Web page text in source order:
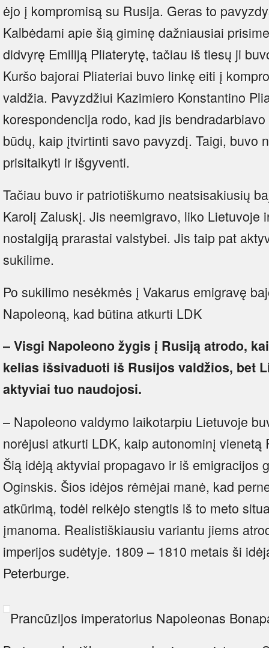
ėjo į kompromisą su Rusija. Geras to
Kalbėdami apie šią giminę dažniausiai
didvyrę Emiliją Pliaterytę, tačiau iš tiesų ji
Kuršo bajorai Pliateriai buvo linkę eiti į
valdžia. Pavyzdžiui Kazimiero Konstantino
korespondencija rodo, kad jis
būdų, kaip įtvirtinti savo pavyzdį. Taigi, buvo
prisitaikyti ir išgyventi.
Tačiau buvo ir patriotiškumo neatsisakiusių
Karolį Zaluskį. Jis neemigravo, liko Lietuvoje
nostalgiją prarastai valstybei. Jis taip pat
sukilime.
Po sukilimo nesėkmės į Vakarus emigravę
Napoleoną, kad būtina atkurti LDK
– Visgi Napoleono žygis į Rusiją atrodo,
kelias išsivaduoti iš Rusijos valdžios, bet
aktyviai tuo naudojosi.
– Napoleono valdymo laikotarpiu Lietuvoje
norėjusi atkurti LDK, kaip autonominį
Šią idėją aktyviai propagavo ir iš emigracijos
Oginskis. Šios idėjos rėmėjai manė, kad
atkūrimą, todėl reikėjo stengtis iš to meto
įmanoma. Realistiškiausiu variantu jiems
imperijos sudėtyje. 1809 – 1810 metais ši
Peterburge.
Prancūzijos imperatorius Napoleonas